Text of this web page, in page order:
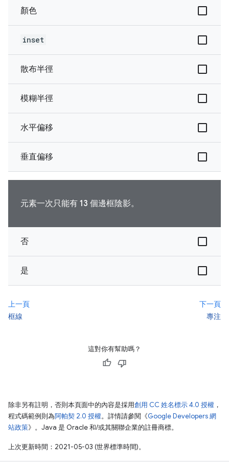
顏色
inset
散布半徑
模糊半徑
水平偏移
垂直偏移
元素一次只能有 13 個邊框陰影。
否
是
上一頁
框線
下一頁
專注
這對你有幫助嗎？
除非另有註明，否則本頁面中的內容是採用創用 CC 姓名標示 4.0 授權 ，
程式碼範例則為阿帕契 2.0 授權。詳情請參閱《Google Developers 網
站政策》。Java 是 Oracle 和/或其關聯企業的註冊商標。
上次更新時間：2021-05-03 (世界標準時間)。